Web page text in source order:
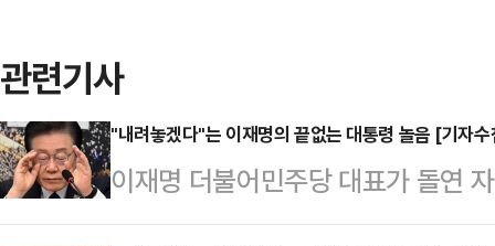
관련기사
"내려놓겠다"는 이재명의 끝없는 대통령 놀음 [기자
이재명 더불어민주당 대표가 돌연
직을 내려놓겠다"는 글을 올렸다.